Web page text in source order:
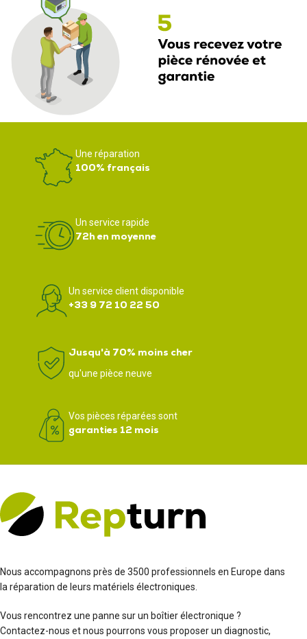
Une réparation
100% français
Un service rapide
72h en moyenne
Un service client disponible
+33 9 72 10 22 50
Jusqu'à 70% moins cher
qu'une pièce neuve
Vos pièces réparées sont
garanties 12 mois
Nous accompagnons près de 3500 professionnels en Europe dans
la réparation de leurs matériels électroniques.
Vous rencontrez une panne sur un boîtier électronique ?
Contactez-nous et nous pourrons vous proposer un diagnostic,